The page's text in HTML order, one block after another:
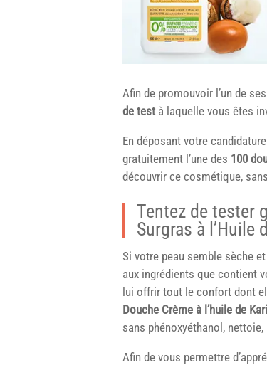
Afin de promouvoir l’un de
de test à laquelle vous êtes
En déposant votre
gratuitement l’une des 100
découvrir ce cosmétique,
Tentez de tester
Surgras à l’Huile
Si votre peau semble sèche
aux ingrédients que contient
lui offrir tout le confort dont
Douche Crème à l’huile de
sans phénoxyéthanol,
Afin de vous permettre